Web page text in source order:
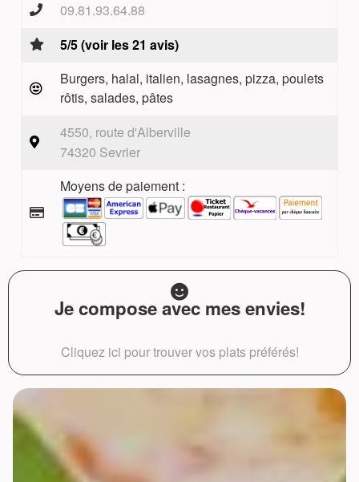
09.81.93.64.88
5/5 (voir les 21 avis)
Burgers, halal, italien, lasagnes, pizza, poulets
rôtis, salades, pâtes
4550, route d'Alberville
74320 Sevrier
Moyens de paiement :
Je compose avec mes envies!
Cliquez ici pour trouver vos plats préférés!